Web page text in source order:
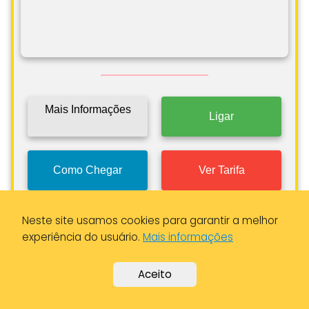
Mais Informações
Ligar
Como Chegar Ver Tarifa
Autocoope - Cooperativa de
Táxis de Lisboa, CRL
Neste site usamos cookies para garantir a melhor
experiência do usuário. Mais informações
Aceito